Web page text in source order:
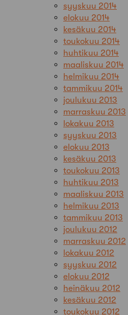
syyskuu 2014
elokuu 2014
kesäkuu 2014
toukokuu 2014
huhtikuu 2014
maaliskuu 2014
helmikuu 2014
tammikuu 2014
joulukuu 2013
marraskuu 2013
lokakuu 2013
syyskuu 2013
elokuu 2013
kesäkuu 2013
toukokuu 2013
huhtikuu 2013
maaliskuu 2013
helmikuu 2013
tammikuu 2013
joulukuu 2012
marraskuu 2012
lokakuu 2012
syyskuu 2012
elokuu 2012
heinäkuu 2012
kesäkuu 2012
toukokuu 2012